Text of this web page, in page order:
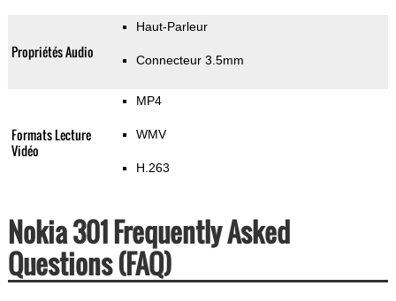
Propriétés Audio
Haut-Parleur
Connecteur 3.5mm
Formats Lecture
Vidéo
MP4
WMV
H.263
Nokia 301 Frequently Asked
Questions (FAQ)